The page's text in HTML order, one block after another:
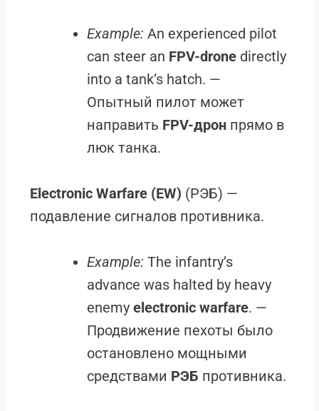
Example: An experienced pilot
can steer an FPV-drone directly
into a tank’s hatch. —
Опытный пилот может
направить FPV-дрон прямо в
люк танка.
Electronic Warfare (EW) (РЭБ) —
подавление сигналов противника.
Example: The infantry’s
advance was halted by heavy
enemy electronic warfare. —
Продвижение пехоты было
остановлено мощными
средствами РЭБ противника.